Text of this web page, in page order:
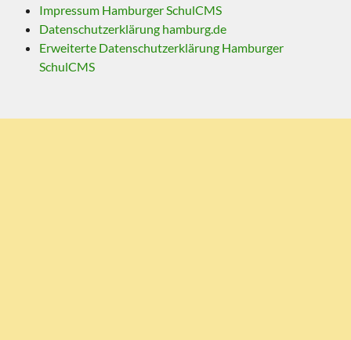
Impressum Hamburger SchulCMS
Datenschutzerklärung hamburg.de
Erweiterte Datenschutzerklärung Hamburger
SchulCMS